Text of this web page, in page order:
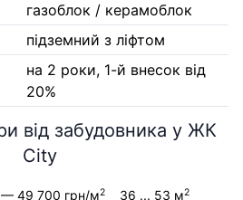
газоблок / керамоблок
підземний з ліфтом
на 2 роки, 1-й внесок від
20%
від забудовника у ЖК
City
49 700 грн/м2 36 ... 53 м2